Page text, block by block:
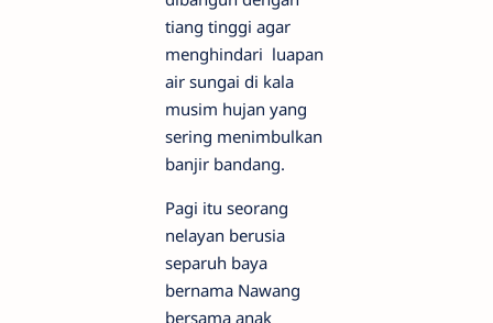
tiang tinggi agar
menghindari luapan
air sungai di kala
musim hujan yang
sering menimbulkan
banjir bandang.
Pagi itu seorang
nelayan berusia
separuh baya
bernama Nawang
bersama anak